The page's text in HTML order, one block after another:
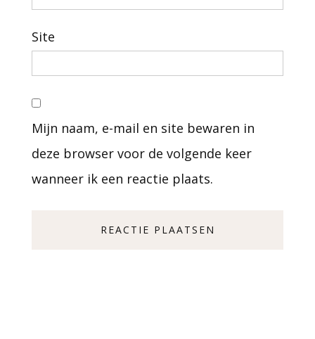
Site
Mijn naam, e-mail en site bewaren in
deze browser voor de volgende keer
wanneer ik een reactie plaats.